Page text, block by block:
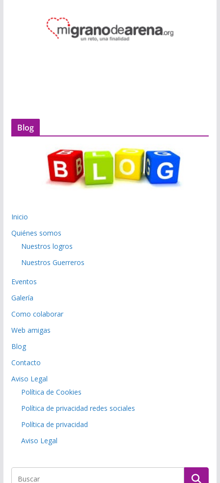
Blog
Inicio
Quiénes somos
Nuestros logros
Nuestros Guerreros
Eventos
Galería
Como colaborar
Web amigas
Blog
Contacto
Aviso Legal
Política de Cookies
Política de privacidad redes sociales
Política de privacidad
Aviso Legal